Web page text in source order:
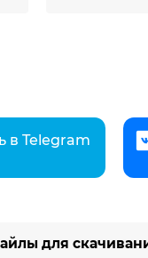
в Telegram
для